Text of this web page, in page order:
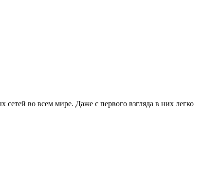
во всем мире. Даже с первого взгляда в них легко